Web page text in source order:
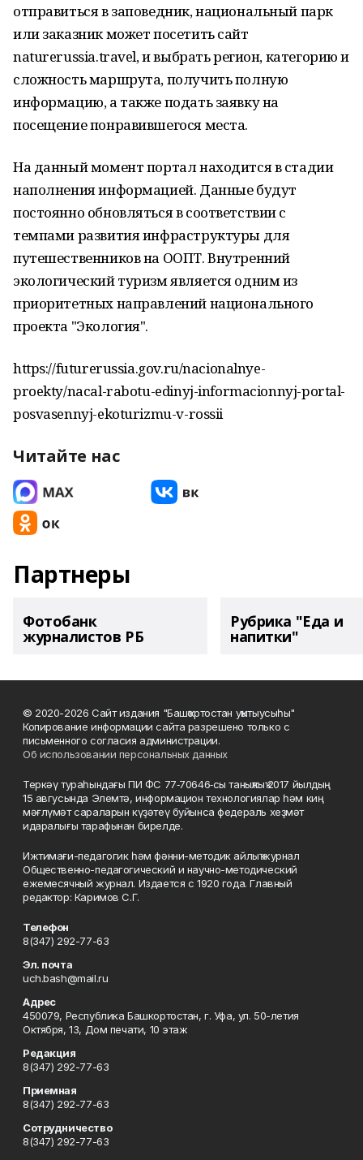
отправиться в заповедник, национальный парк
или заказник может посетить сайт
naturerussia.travel, и выбрать регион, категорию и
сложность маршрута, получить полную
информацию, а также подать заявку на
посещение понравившегося места.
На данный момент портал находится в стадии
наполнения информацией. Данные будут
постоянно обновляться в соответствии с
темпами развития инфраструктуры для
путешественников на ООПТ. Внутренний
экологический туризм является одним из
приоритетных направлений национального
проекта "Экология".
https://futurerussia.gov.ru/nacionalnye-
proekty/nacal-rabotu-edinyj-informacionnyj-portal-
posvasennyj-ekoturizmu-v-rossii
Читайте нас
Партнеры
Фотобанк
журналистов РБ
Рубрика "Еда и
напитки"
© 2020-2026 Сайт издания "Башҡортостан уҡытыусыһы"
Копирование информации сайта разрешено только с
письменного согласия администрации.
Об использовании персональных данных
Теркәү тураһындағы ПИ ФС 77‑70646‑сы таныҡлыҡ 2017 йылдың
15 авгусында Элемтә, информацион технологиялар һәм киң
мәғлүмәт сараларын күҙәтеү буйынса федераль хеҙмәт
идаралығы тарафынан бирелде.
Ижтимағи-педагогик һәм фәнни-методик айлыҡ журнал
Общественно-педагогический и научно-методический
ежемесячный журнал. Издается с 1920 года. Главный
редактор: Каримов С.Г.
Телефон
8(347) 292-77-63
Эл. почта
uch.bash@mail.ru
Адрес
450079, Республика Башкортостан, г. Уфа, ул. 50-летия
Октября, 13, Дом печати, 10 этаж
Редакция
8(347) 292-77-63
Приемная
8(347) 292-77-63
Сотрудничество
8(347) 292-77-63